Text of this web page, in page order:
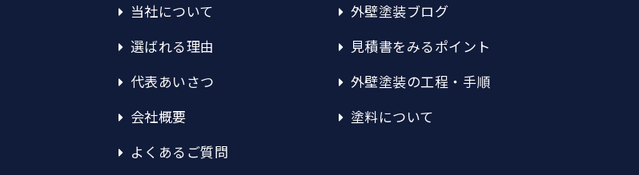
当社について
選ばれる理由
代表あいさつ
会社概要
よくあるご質問
外壁塗装ブログ
見積書をみるポイント
外壁塗装の工程・手順
塗料について